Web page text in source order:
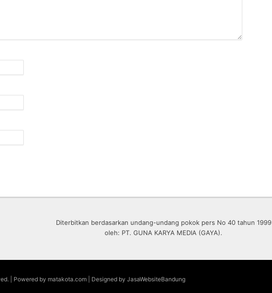
Diterbitkan berdasarkan undang-undang pokok pers No 40 tahun 1999
oleh: PT. GUNA KARYA MEDIA (GAYA).
| Powered by matakota.com | Designed by JasaWebsiteBandung